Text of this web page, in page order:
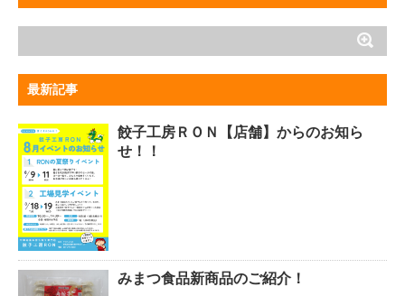
最新記事
餃子工房ＲＯＮ【店舗】からのお知ら
せ！！
みまつ食品新商品のご紹介！